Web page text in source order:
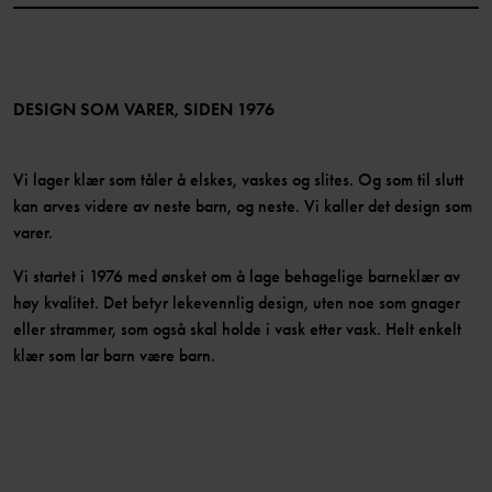
Bli medlem
DESIGN SOM VARER, SIDEN 1976
Vi lager klær som tåler å elskes, vaskes og slites. Og som til slutt
kan arves videre av neste barn, og neste. Vi kaller det design som
varer.
Vi startet i 1976 med ønsket om å lage behagelige barneklær av
høy kvalitet. Det betyr lekevennlig design, uten noe som gnager
eller strammer, som også skal holde i vask etter vask. Helt enkelt
klær som lar barn være barn.